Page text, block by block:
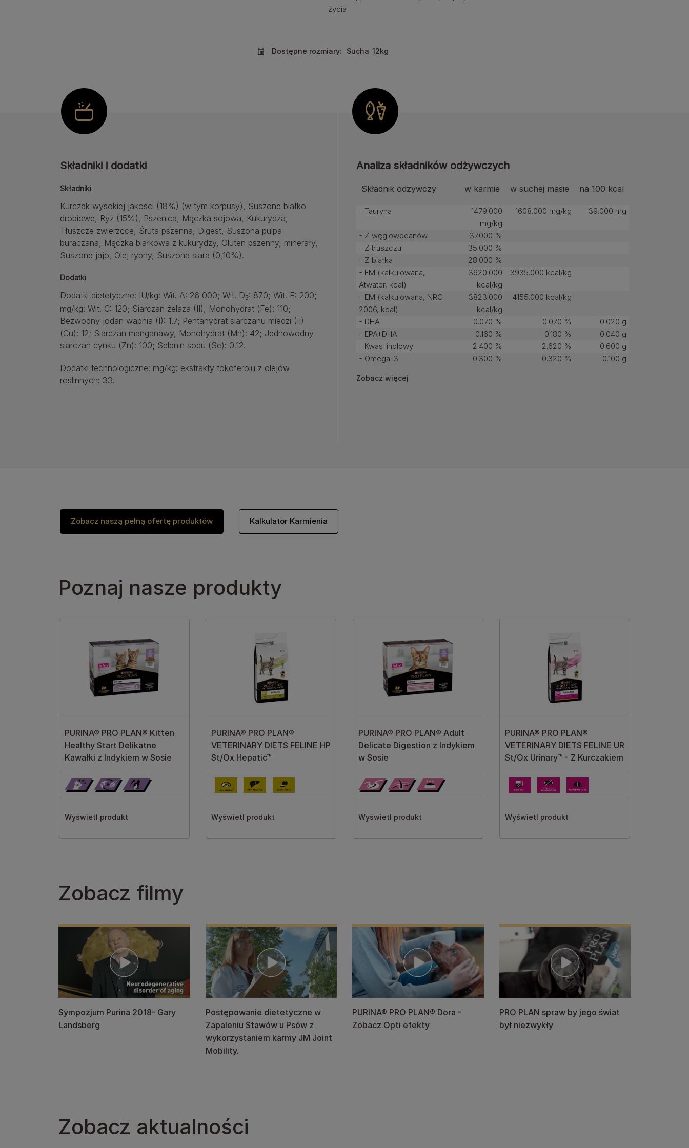
życia
Dostępne rozmiary: Sucha 12kg
Składniki i dodatki
Składniki
Kurczak wysokiej jakości (18%) (w tym korpusy), Suszone białko
drobiowe, Ryż (15%), Pszenica, Mączka sojowa, Kukurydza,
Tłuszcze zwierzęce, Śruta pszenna, Digest, Suszona pulpa
buraczana, Mączka białkowa z kukurydzy, Gluten pszenny, minerały,
Suszone jajo, Olej rybny, Suszona siara (0,10%).
Dodatki
Dodatki dietetyczne: IU/kg: Wit. A: 26 000; Wit. D3: 870; Wit. E: 200;
mg/kg: Wit. C: 120; Siarczan żelaza (II), Monohydrat (Fe): 110;
Bezwodny jodan wapnia (I): 1.7; Pentahydrat siarczanu miedzi (II)
(Cu): 12; Siarczan manganawy, Monohydrat (Mn): 42; Jednowodny
siarczan cynku (Zn): 100; Selenin sodu (Se): 0.12.
Dodatki technologiczne: mg/kg: ekstrakty tokoferolu z olejów
roślinnych: 33.
Analiza składników odżywczych
Składnik odżywczy w karmie w suchej masie na 100 kcal
- Tauryna
1479.000
mg/kg
1608.000 mg/kg 39.000 mg
- Z węglowodanów
37.000 %
- Z tłuszczu
35.000 %
- Z białka
28.000 %
- EM (kalkulowana,
Atwater, kcal)
3620.000
kcal/kg
3935.000 kcal/kg
- EM (kalkulowana, NRC
2006, kcal)
3823.000
kcal/kg
4155.000 kcal/kg
- DHA 0.070 % 0.070 %
0.020 g
- EPA+DHA
0.160 % 0.180 %
0.040 g
- Kwas linolowy
2.400 % 2.620 %
0.600 g
- Omega-3
0.300 % 0.320 % 0.100 g
Zobacz więcej
Zobacz naszą pełną ofertę produktów Kalkulator Karmienia
Poznaj nasze produkty
PURINA® PRO PLAN® Kitten
Healthy Start Delikatne
Kawałki z Indykiem w Sosie
Wyświetl produkt
PURINA® PRO PLAN®
VETERINARY DIETS FELINE HP
St/Ox Hepatic™
Wyświetl produkt
PURINA® PRO PLAN® Adult
Delicate Digestion z Indykiem
w Sosie
Wyświetl produkt
PURINA® PRO PLAN®
VETERINARY DIETS FELINE UR
St/Ox Urinary™ - Z Kurczakiem
Wyświetl produkt
Zobacz filmy
Sympozjum Purina 2018- Gary
Landsberg
Postępowanie dietetyczne w
Zapaleniu Stawów u Psów z
wykorzystaniem karmy JM Joint
Mobility.
PURINA® PRO PLAN® Dora -
Zobacz Opti efekty
PRO PLAN spraw by jego świat
był niezwykły
Zobacz aktualności